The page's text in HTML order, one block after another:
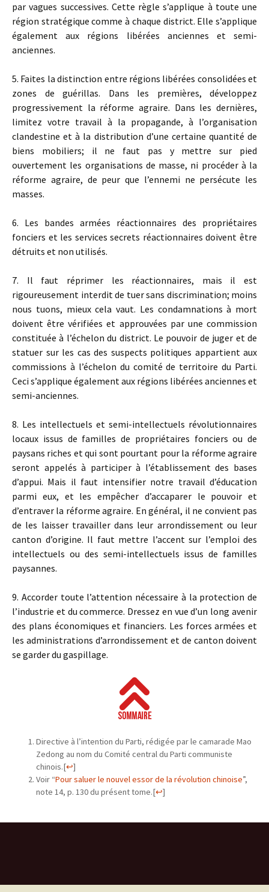
par vagues successives. Cette règle s’applique à toute une
région stratégique comme à chaque district. Elle s’applique
également aux régions libérées anciennes et semi-
anciennes.
5. Faites la distinction entre régions libérées consolidées et
zones de guérillas. Dans les premières, développez
progressivement la réforme agraire. Dans les dernières,
limitez votre travail à la propagande, à l’organisation
clandestine et à la distribution d’une certaine quantité de
biens mobiliers; il ne faut pas y mettre sur pied
ouvertement les organisations de masse, ni procéder à la
réforme agraire, de peur que l’ennemi ne persécute les
masses.
6. Les bandes armées réactionnaires des propriétaires
fonciers et les services secrets réactionnaires doivent être
détruits et non utilisés.
7. Il faut réprimer les réactionnaires, mais il est
rigoureusement interdit de tuer sans discrimination; moins
nous tuons, mieux cela vaut. Les condamnations à mort
doivent être vérifiées et approuvées par une commission
constituée à l’échelon du district. Le pouvoir de juger et de
statuer sur les cas des suspects politiques appartient aux
commissions à l’échelon du comité de territoire du Parti.
Ceci s’applique également aux régions libérées anciennes et
semi-anciennes.
8. Les intellectuels et semi-intellectuels révolutionnaires
locaux issus de familles de propriétaires fonciers ou de
paysans riches et qui sont pourtant pour la réforme agraire
seront appelés à participer à l’établissement des bases
d’appui. Mais il faut intensifier notre travail d’éducation
parmi eux, et les empêcher d’accaparer le pouvoir et
d’entraver la réforme agraire. En général, il ne convient pas
de les laisser travailler dans leur arrondissement ou leur
canton d’origine. Il faut mettre l’accent sur l’emploi des
intellectuels ou des semi-intellectuels issus de familles
paysannes.
9. Accorder toute l’attention nécessaire à la protection de
l’industrie et du commerce. Dressez en vue d’un long avenir
des plans économiques et financiers. Les forces armées et
les administrations d’arrondissement et de canton doivent
se garder du gaspillage.
Directive à l’intention du Parti, rédigée par le camarade Mao
Zedong au nom du Comité central du Parti communiste
chinois.[↩]
Voir “Pour saluer le nouvel essor de la révolution chinoise”,
note 14, p. 130 du présent tome.[↩]